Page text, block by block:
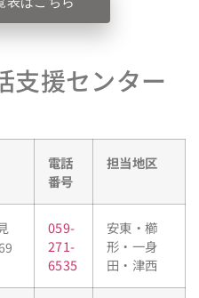
援センター
電話
番号
担当地区
059-
271-
6535
安東・櫛
形・一身
田・津西